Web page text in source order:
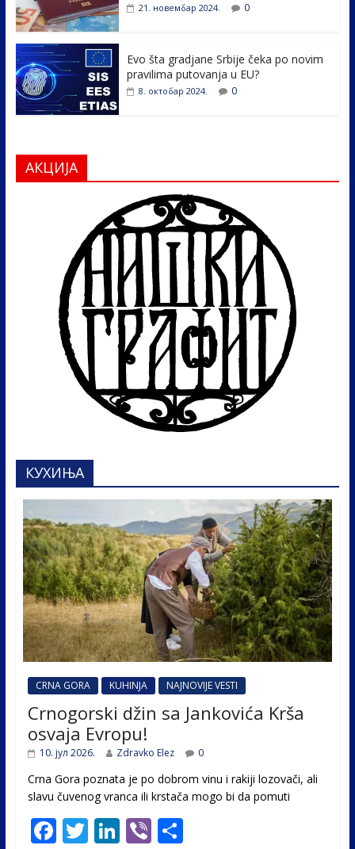
21. новембар 2024. 0
Evo šta gradjane Srbije čeka po novim
pravilima putovanja u EU?
8. октобар 2024. 0
АКЦИЈА
КУХИЊА
CRNA GORA KUHINJA NAJNOVIJE VESTI
Crnogorski džin sa Jankovića Krša
osvaja Evropu!
10. јул 2026. Zdravko Elez 0
Crna Gora poznata je po dobrom vinu i rakiji lozovači, ali
slavu čuvenog vranca ili krstača mogo bi da pomuti
F T Li Vi S